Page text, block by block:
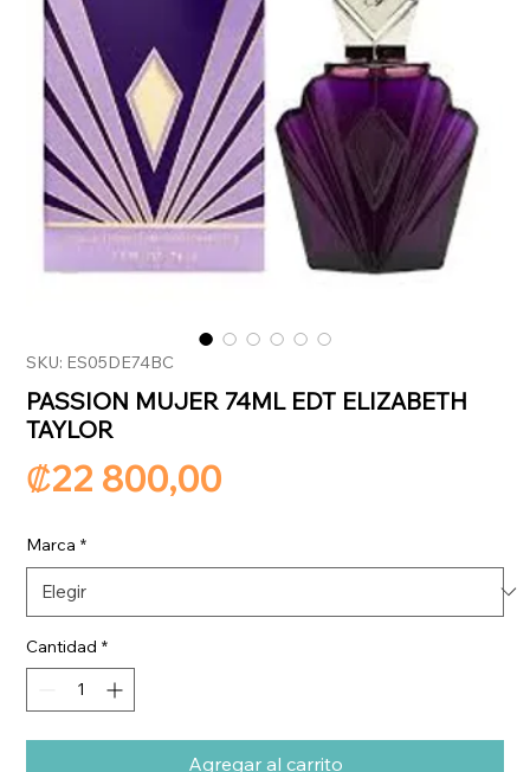
SKU: ES05DE74BC
PASSION MUJER 74ML EDT ELIZABETH
TAYLOR
₡22 800,00
Marca *
Cantidad *
Agregar al carrito